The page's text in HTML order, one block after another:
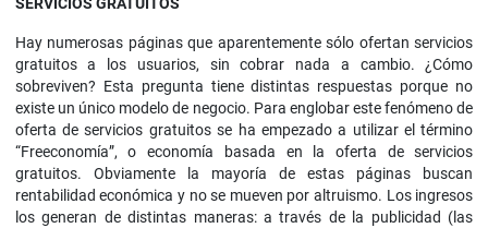
Hay numerosas páginas que aparentemente sólo ofertan servicios
gratuitos a los usuarios, sin cobrar nada a cambio. ¿Cómo
sobreviven? Esta pregunta tiene distintas respuestas porque no
existe un único modelo de negocio. Para englobar este fenómeno de
oferta de servicios gratuitos se ha empezado a utilizar el término
“Freeconomía”, o economía basada en la oferta de servicios
gratuitos. Obviamente la mayoría de estas páginas buscan
rentabilidad económica y no se mueven por altruismo. Los ingresos
los generan de distintas maneras: a través de la publicidad (las